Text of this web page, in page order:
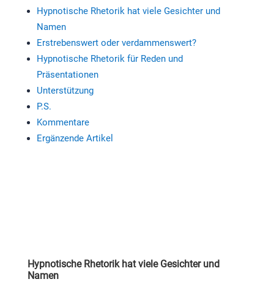
Hypnotische Rhetorik hat viele Gesichter und
Namen
Erstrebenswert oder verdammenswert?
Hypnotische Rhetorik für Reden und
Präsentationen
Unterstützung
P.S.
Kommentare
Ergänzende Artikel
Hypnotische Rhetorik hat viele Gesichter und
Namen